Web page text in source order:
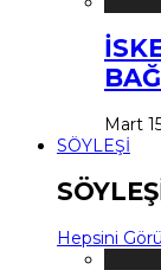
Mart
SÖYLEŞİ
Hepsini